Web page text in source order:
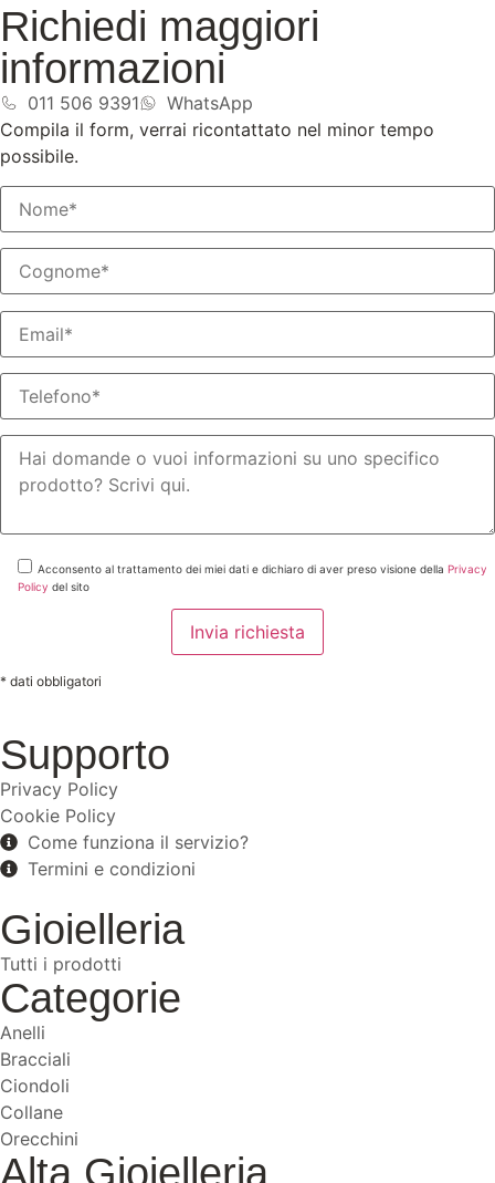
Richiedi maggiori
informazioni
011 506 9391
WhatsApp
Compila il form, verrai ricontattato nel minor tempo
possibile.
Acconsento al trattamento dei miei dati e dichiaro di aver preso visione della Privacy
Policy del sito
* dati obbligatori
Supporto
Privacy Policy
Cookie Policy
Come funziona il servizio?
Termini e condizioni
Gioielleria
Tutti i prodotti
Categorie
Anelli
Bracciali
Ciondoli
Collane
Orecchini
Alta Gioielleria